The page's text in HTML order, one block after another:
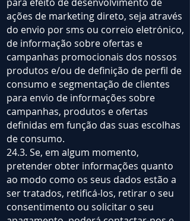
ações de marketing direto, seja através
do envio por sms ou correio eletrónico,
de informação sobre ofertas e
campanhas promocionais dos nossos
produtos e/ou de definição de perfil de
consumo e segmentação de clientes
para envio de informações sobre
campanhas, produtos e ofertas
definidas em função das suas escolhas
de consumo.
24.3. Se, em algum momento,
pretender obter informações quanto
ao modo como os seus dados estão a
ser tratados, retificá-los, retirar o seu
consentimento ou solicitar o seu